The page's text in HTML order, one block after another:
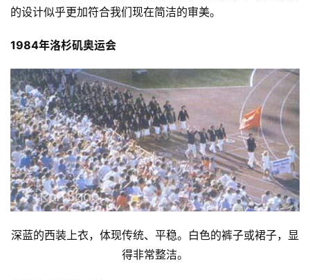
的设计似乎更加符合我们现在简洁的审美。
1984年洛杉矶奥运会
深蓝的西装上衣，体现传统、平稳。白色的裤子或裙子，显
得非常整洁。